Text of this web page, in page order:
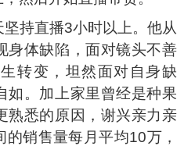
持直播3小时以上。他从
身体缺陷，面对镜头不善
转变，坦然面对自身缺
如。加上家里曾经是种果
熟悉的原因，谢兴亲力亲
销售量每月平均10万，